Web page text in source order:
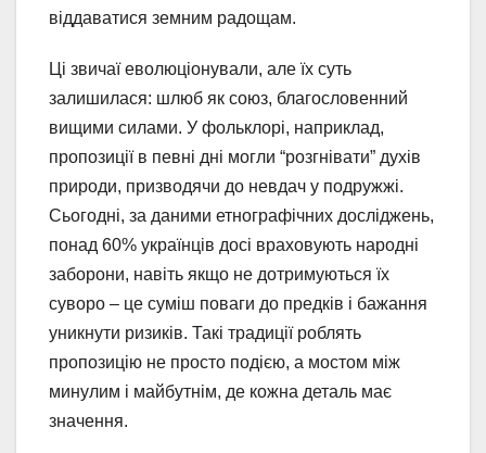
віддаватися земним радощам.
Ці звичаї еволюціонували, але їх суть
залишилася: шлюб як союз, благословенний
вищими силами. У фольклорі, наприклад,
пропозиції в певні дні могли “розгнівати” духів
природи, призводячи до невдач у подружжі.
Сьогодні, за даними етнографічних досліджень,
понад 60% українців досі враховують народні
заборони, навіть якщо не дотримуються їх
суворо – це суміш поваги до предків і бажання
уникнути ризиків. Такі традиції роблять
пропозицію не просто подією, а мостом між
минулим і майбутнім, де кожна деталь має
значення.